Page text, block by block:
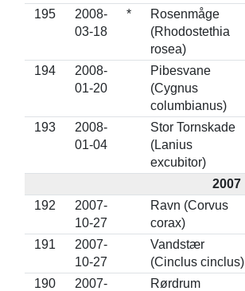
195
2008-
03-18
*
Rosenmåge
(Rhodostethia
rosea)
194
2008-
01-20
Pibesvane
(Cygnus
columbianus)
193
2008-
01-04
Stor Tornskade
(Lanius
excubitor)
2007
192
2007-
10-27
Ravn (Corvus
corax)
191
2007-
10-27
Vandstær
(Cinclus cinclus)
190
2007-
Rørdrum